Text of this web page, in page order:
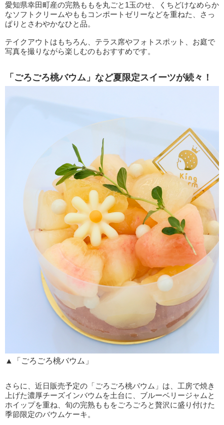
愛知県幸田町産の完熟ももを丸ごと1玉のせ、くちどけなめらか
なソフトクリームやももコンポートゼリーなどを重ねた、さっ
ぱりとさわやかなひと品。
テイクアウトはもちろん、テラス席やフォトスポット、お庭で
写真を撮りながら楽しむのもおすすめです。
「ごろごろ桃バウム」など夏限定スイーツが続々！
▲「ごろごろ桃バウム」
さらに、近日販売予定の「ごろごろ桃バウム」は、工房で焼き
上げた濃厚チーズインバウムを土台に、ブルーベリージャムと
ホイップを重ね、旬の完熟ももをごろごろと贅沢に盛り付けた
季節限定のバウムケーキ。